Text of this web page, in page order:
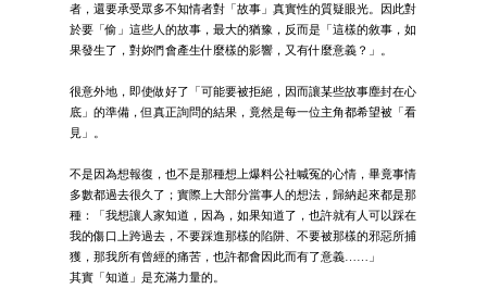
者，還要承受眾多不知情者對「故事」真實性的質疑眼光。因此對
於要「偷」這些人的故事，最大的猶豫，反而是「這樣的敘事，如
果發生了，對妳們會產生什麼樣的影響，又有什麼意義？」。
很意外地，即使做好了「可能要被拒絕，因而讓某些故事塵封在心
底」的準備，但真正詢問的結果，竟然是每一位主角都希望被「看
見」。
不是因為想報復，也不是那種想上爆料公社喊冤的心情，畢竟事情
多數都過去很久了；實際上大部分當事人的想法，歸納起來都是那
種：「我想讓人家知道，因為，如果知道了，也許就有人可以踩在
我的傷口上跨過去，不要踩進那樣的陷阱、不要被那樣的邪惡所捕
獲，那我所有曾經的痛苦，也許都會因此而有了意義……」
其實「知道」是充滿力量的。